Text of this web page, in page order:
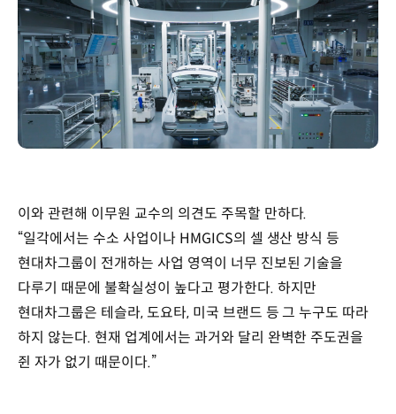
이와 관련해 이무원 교수의 의견도 주목할 만하다.
“일각에서는 수소 사업이나 HMGICS의 셀 생산 방식 등
현대차그룹이 전개하는 사업 영역이 너무 진보된 기술을
다루기 때문에 불확실성이 높다고 평가한다. 하지만
현대차그룹은 테슬라, 도요타, 미국 브랜드 등 그 누구도 따라
하지 않는다. 현재 업계에서는 과거와 달리 완벽한 주도권을
쥔 자가 없기 때문이다.”